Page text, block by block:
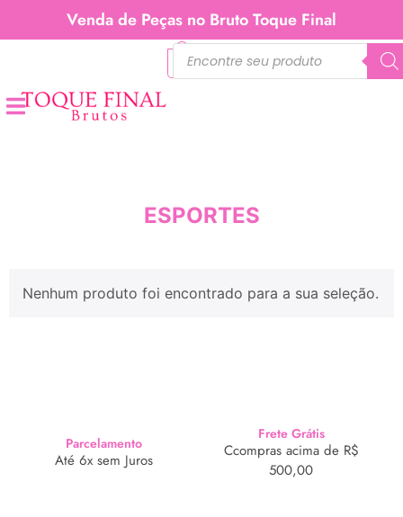
Venda de Peças no Bruto Toque Final
ESPORTES
Nenhum produto foi encontrado para a sua seleção.
Parcelamento
Até 6x sem Juros
Frete Grátis
Ccompras acima de R$
500,00